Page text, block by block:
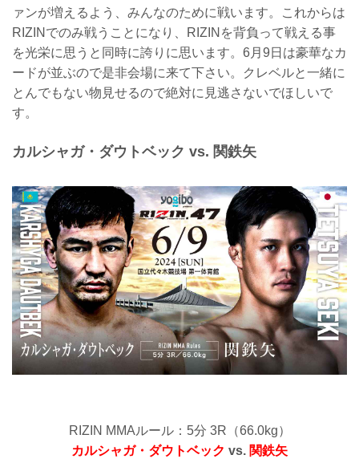
ァンが増えるよう、みんなのために戦います。これからは
RIZINでのみ戦うことになり、RIZINを背負って戦える事
を光栄に思うと同時に誇りに思います。6月9日は豪華なカ
ードが並ぶので是非会場に来て下さい。クレベルと一緒に
とんでもない物見せるので絶対に見逃さないでほしいで
す。
カルシャガ・ダウトベック vs. 関鉄矢
RIZIN MMAルール：5分 3R（66.0kg）
カルシャガ・ダウトベック vs. 関鉄矢